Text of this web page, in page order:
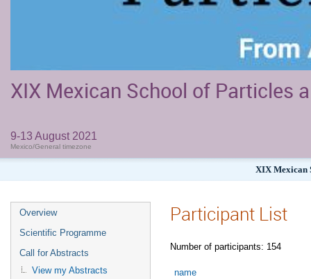
XIX Mexican School of Particles
9-13 August 2021
Mexico/General timezone
XIX Mexican
Overview
Scientific Programme
Call for Abstracts
View my Abstracts
Participant List
Number of participants: 154
name